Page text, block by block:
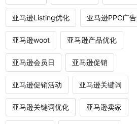
亚马逊Listing优化 亚马逊PPC广告
亚马逊woot 亚马逊产品优化
亚马逊会员日 亚马逊促销
亚马逊促销活动 亚马逊关键词
亚马逊关键词优化 亚马逊卖家